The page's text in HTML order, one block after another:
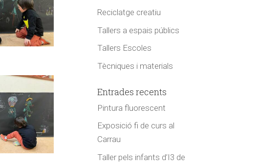
Reciclatge creatiu
Tallers a espais públics
Tallers Escoles
Tècniques i materials
Entrades recents
Pintura fluorescent
Exposició fi de curs al
Carrau
Taller pels infants d’I3 de